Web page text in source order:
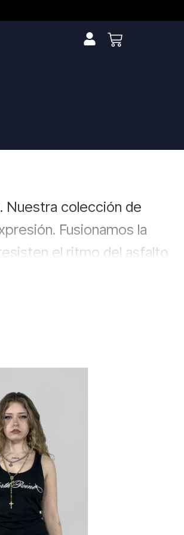
Nuestra colección de
Fusionamos la
el ritmo del asfalto
perfecto o ropa
en Barcelona.
urbano.
1993.